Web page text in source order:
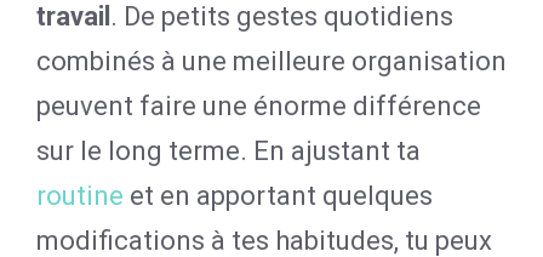
travail . De petits gestes quotidiens
combinés à une meilleure organisation
peuvent faire une énorme différence
sur le long terme. En ajustant ta
routine et en apportant quelques
modifications à tes habitudes, tu peux